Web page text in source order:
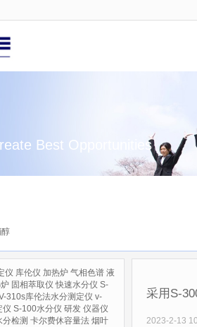
Best Opportunities
仪 库伦仪 加热炉 气相色谱 液
固相萃取仪 快速水分仪 S-
310s库伦法水分测定仪 v-
仪 S-100水分仪 研发 仪器仪
分检测 卡尔费休容量法 烟叶
采用S-
2023-2-13